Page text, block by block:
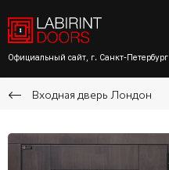
Официальный сайт, г. Санкт-Петербург
Входная дверь Лондон